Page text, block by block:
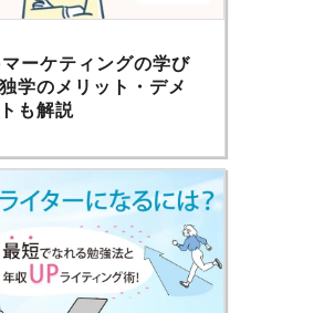
ーケティングの学び
学のメリット・デメ
も解説